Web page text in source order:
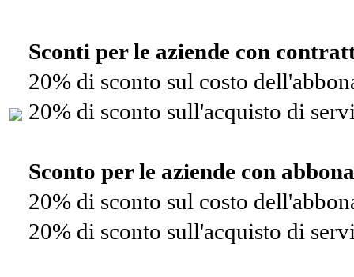
Sconti per le aziende con
20% di sconto sul costo
20% di sconto sull'acquisto di
Sconto per le aziende con
20% di sconto sul costo
20% di sconto sull'acquisto di